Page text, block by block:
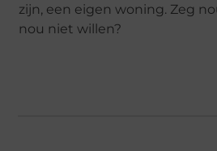
zijn, een eigen woning. Zeg
nou niet willen?